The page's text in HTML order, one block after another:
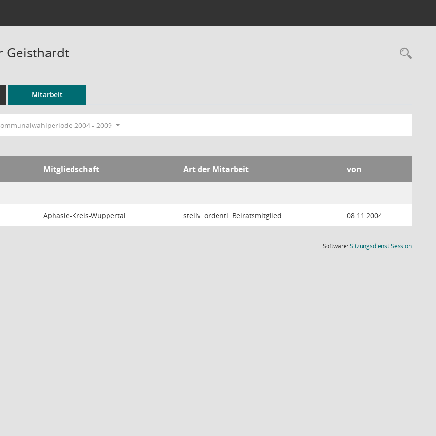
Geisthardt
Mitarbeit
2004 - 2009
Mitgliedschaft Art der Mitarbeit von
Aphasie-Kreis-Wuppertal stellv. ordentl. Beiratsmitglied 08.11.2004
Software:SitzungsdienstSession(Wird in